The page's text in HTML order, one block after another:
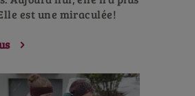
est une miraculée!